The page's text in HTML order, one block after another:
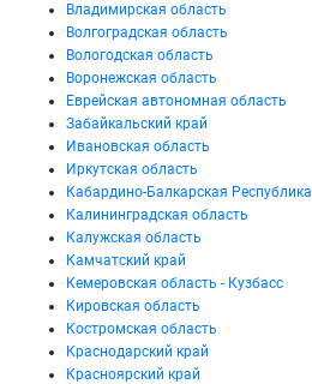
Владимирская область
Волгоградская область
Вологодская область
Воронежская область
Еврейская автономная область
Забайкальский край
Ивановская область
Иркутская область
Кабардино-Балкарская Республика
Калининградская область
Калужская область
Камчатский край
Кемеровская область - Кузбасс
Кировская область
Костромская область
Краснодарский край
Красноярский край